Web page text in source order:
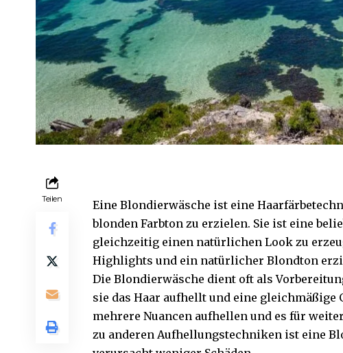
Teilen
Eine Blondierwäsche ist eine
blonden Farbton zu erzielen. Sie ist eine
gleichzeitig einen natürlichen Look zu
Highlights und ein natürlicher Blondton
Die Blondierwäsche dient oft als
sie das Haar aufhellt und eine gleichmäßige
mehrere Nuancen aufhellen und es für
zu anderen Aufhellungstechniken ist eine